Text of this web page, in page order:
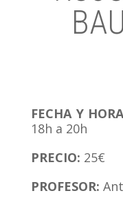
FECHA Y
18h a 20h
PRECIO: 25€
PROFESOR: